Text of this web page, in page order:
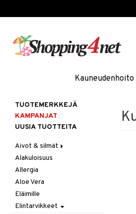
Kauneudenhoito
TUOTEMERKKEJÄ
KAMPANJAT
UUSIA TUOTTEITA
Aivot & silmät
Muisti
Rasvahapot
Silmät
Alakuloisuus
Allergia
Aloe Vera
Eläimille
Elintarvikkeet